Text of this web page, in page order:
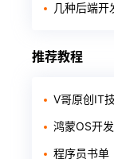
几种后端开
推荐教程
V哥原创IT
鸿蒙OS开
程序员书单